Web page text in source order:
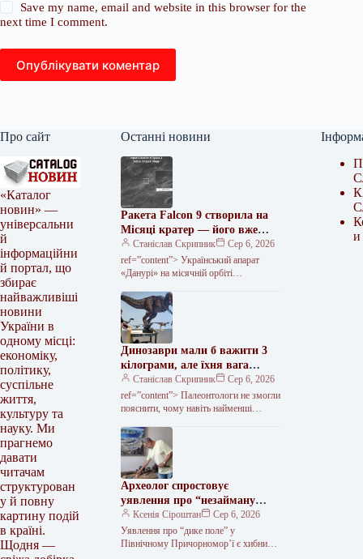
Save my name, email and website in this browser for the
next time I comment.
Опублікувати коментар
Про сайт
«Каталог
новин» —
універсальни
й
інформаційни
й портал, що
збирає
найважливіші
новини
України в
одному місці:
економіку,
політику,
суспільне
життя,
культуру та
науку. Ми
прагнемо
давати
читачам
структурован
у й повну
картину подій
в країні.
Щодня —
Останні новини
Ракета Falcon 9 створила на
Місяці кратер — його вже
зафіксували з орбіти
Станіслав Скрипник
Сер 6, 2026
ref=”content”> Український апарат
«Данурі» на місячній орбіті
другого ступеня ракети Falcon 9 на
поверхню супутника. Апарат…
Динозаври мали б важити 3
кілограми, але їхня вага
сягала тонни. Винними в
цьому визнали ссавців –
nauka.ua | Наука українською
Станіслав Скрипник
Сер 6, 2026
ref=”content”> Палеонтологи не змогли
пояснити, чому навiть найменшi
родичiв птахів. Згiдно з моделлю, що
розрахована…
Археолог спростовує
уявлення про “незайману
землю” в Північному
Причорномор’ї
Ксенія Сіроштан
Сер 6, 2026
Уявлення про “дике поле” у
Північному Причорномор’ї є хибним
и